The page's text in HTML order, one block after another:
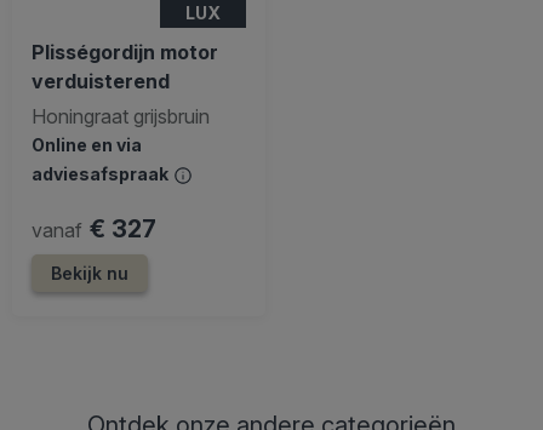
LUX
Plisségordijn motor
verduisterend
Honingraat grijsbruin
Online en via
adviesafspraak
vanaf € 327
Bekijk nu